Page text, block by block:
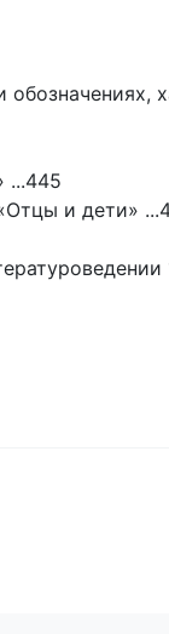
...445
и дети»